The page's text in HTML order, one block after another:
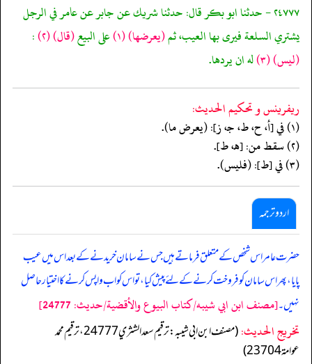
٢٤٧٧٧ - حدثنا ابو بكر قال: حدثنا شريك عن جابر عن عامر في الرجل
يشتري السلعة فيرى بها العيب، ثم(يعرضها)(١) على البيع(قال)(٢) :
(ليس)(٣) له ان يردها.
ريفرينس و تحكيم الحدیث:
(١) في [أ، ح، ط، جـ، ز]: (يعرض ما).
(٢) سقط من: [هـ، ط].
(٣) في [ط]: (فليس).
اردو ترجمہ
حضرت عامر اس شخص کے متعلق فرماتے ہیں جس نے سامان خریدنے کے بعد اس میں عیب
پایا، پھر اس سامان کو فروخت کرنے کے لئے پیش کیا، تو اس کو اب واپس کرنے کا اختیار حاصل
نہیں۔[مصنف ابن ابي شيبه/كتاب البيوع والأقضية/حدیث: 24777]
تخریج الحدیث:
(مصنف ابن ابي شيبه: ترقيم سعد الشثري 24777، ترقيم محمد
عوامة 23704)